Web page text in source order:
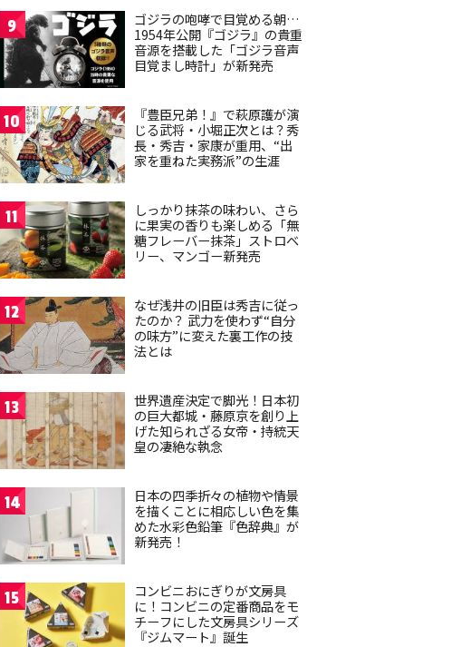
9
ゴジラの咆哮で目覚める朝…
1954年公開『ゴジラ』の貴重
音源を搭載した「ゴジラ音声
目覚まし時計」が新発売
10
『豊臣兄弟！』で萩原護が演
じる武将・小堀正次とは？秀
長・秀吉・家康が重用、“出
家を重ねた実務派”の生涯
11
しっかり抹茶の味わい、さら
に果実の香りも楽しめる「無
糖フレーバー抹茶」ストロベ
リー、マンゴー新発売
12
なぜ浅井の旧臣は秀吉に従っ
たのか？ 武力を使わず“自分
の味方”に変えた裏工作の技
法とは
13
世界遺産決定で脚光！日本初
の巨大都城・藤原京を創り上
げた知られざる女帝・持統天
皇の凄絶な執念
14
日本の四季折々の植物や情景
を描くことに相応しい色を集
めた水彩色鉛筆『色辞典』が
新発売！
15
コンビニおにぎりが文房具
に！コンビニの定番商品をモ
チーフにした文房具シリーズ
『ジムマート』誕生